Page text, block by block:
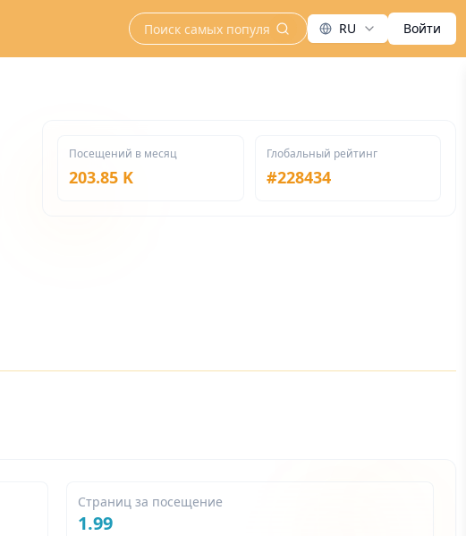
search RU Войти
Посещений в месяц
203.85 K
Глобальный рейтинг
#228434
Страниц за посещение
1.99